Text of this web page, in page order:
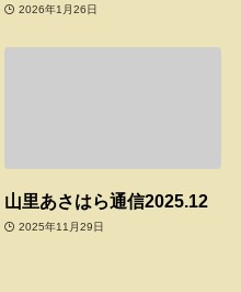
2026年1月26日
山里あさはら通信2025.12
2025年11月29日